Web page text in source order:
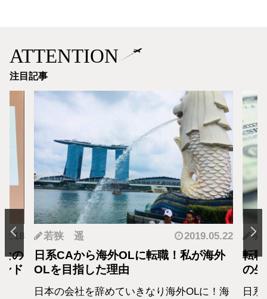
ATTENTION
注目記事
の
ド
若狭 遥 2019.05.22
日系CAから海外OLに転職！私が海外
OLを目指した理由
日本の会社を辞めていきなり海外OLに！海
羽
転
の
日